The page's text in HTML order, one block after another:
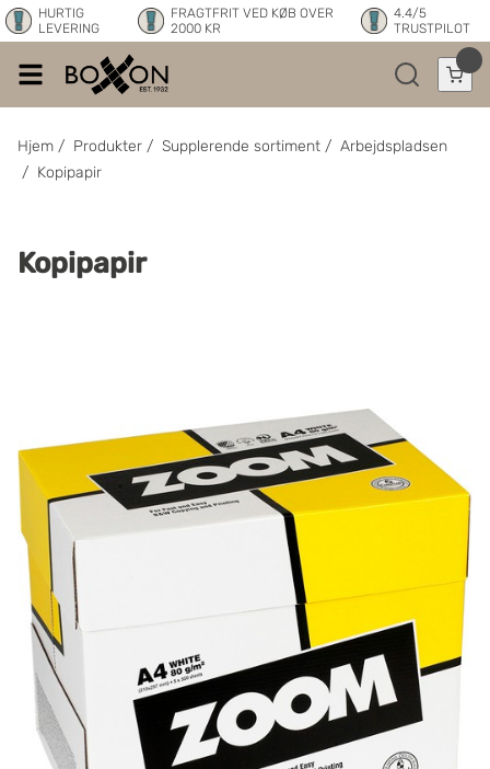
HURTIG
LEVERING
FRAGTFRIT VED KØB OVER
2000 KR
4.4/5
TRUSTPILOT
Hjem / Produkter / Supplerende sortiment / Arbejdspladsen
/ Kopipapir
Kopipapir